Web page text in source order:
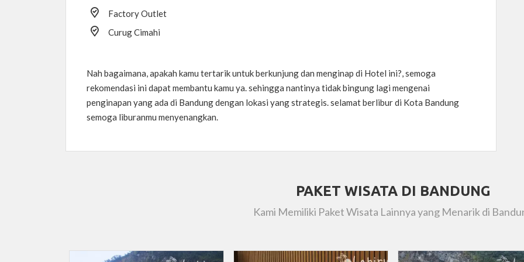
Factory Outlet
Curug Cimahi
Nah bagaimana, apakah kamu tertarik untuk berkunjung dan menginap di Hotel ini?, semoga
rekomendasi ini dapat membantu kamu ya. sehingga nantinya tidak bingung lagi mengenai
penginapan yang ada di Bandung dengan lokasi yang strategis. selamat berlibur di Kota Bandung
semoga liburanmu menyenangkan.
PAKET WISATA DI BANDUNG
Kami Memiliki Paket Wisata Lainnya yang Menarik di